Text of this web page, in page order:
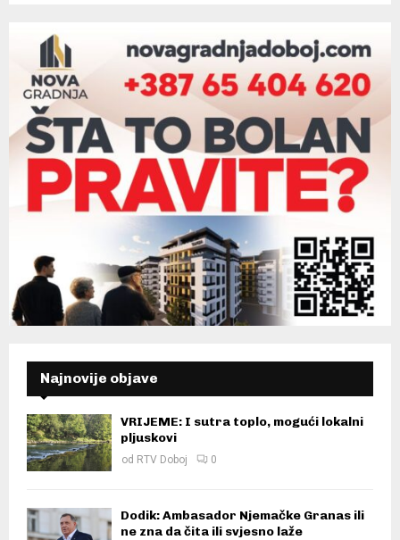
Najnovije objave
VRIJEME: I sutra toplo, mogući lokalni
pljuskovi
od RTV Doboj 0
Dodik: Ambasador Njemačke Granas ili
ne zna da čita ili svjesno laže